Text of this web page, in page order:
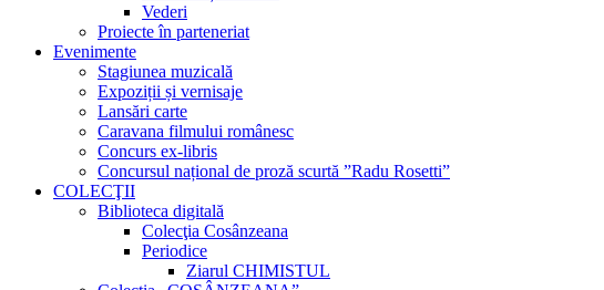
Vederi
Proiecte în parteneriat
Evenimente
Stagiunea muzicală
Expoziții și vernisaje
Lansări carte
Caravana filmului românesc
Concurs ex-libris
Concursul național de proză scurtă ”Radu Rosetti”
COLECŢII
Biblioteca digitală
Colecţia Cosânzeana
Periodice
Ziarul CHIMISTUL